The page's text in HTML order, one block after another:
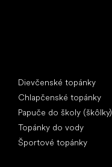
Dievčenské topánky
Chlapčenské topánky
Papuče do školy (škôlky)
Topánky do vody
Športové topánky